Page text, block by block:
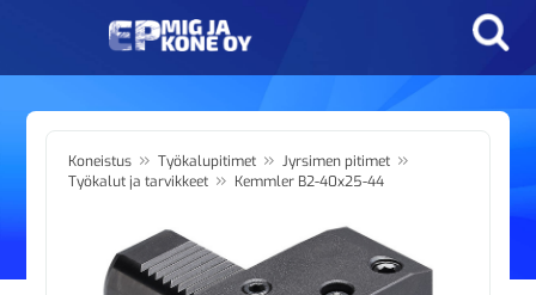
Koneistus » Työkalupitimet » Jyrsimen pitimet »
Työkalut ja tarvikkeet » Kemmler B2-40x25-44